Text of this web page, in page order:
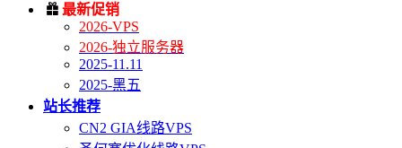
 最新促销
2026-VPS
2026-独立服务器
2025-11.11
2025-黑五
站长推荐
CN2 GIA线路VPS